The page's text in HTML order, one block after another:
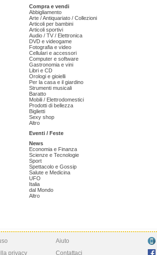
Compra e vendi
Abbigliamento
Arte / Antiquariato / Collezioni
Articoli per bambini
Articoli sportivi
Audio / TV / Elettronica
DVD e videogame
Fotografia e video
Cellulari e accessori
Computer e software
Gastronomia e vini
Libri e CD
Orologi e gioielli
Per la casa e il giardino
Strumenti musicali
Baratto
Mobili / Elettrodomestici
Prodotti di bellezza
Biglietti
Sexy shop
Altro
Eventi / Feste
News
Economia e Finanza
Scienze e Tecnologie
Sport
Spettacolo e Gossip
Salute e Medicina
UFO
Italia
dal Mondo
Altro
privacy
Aiuto
Contattaci